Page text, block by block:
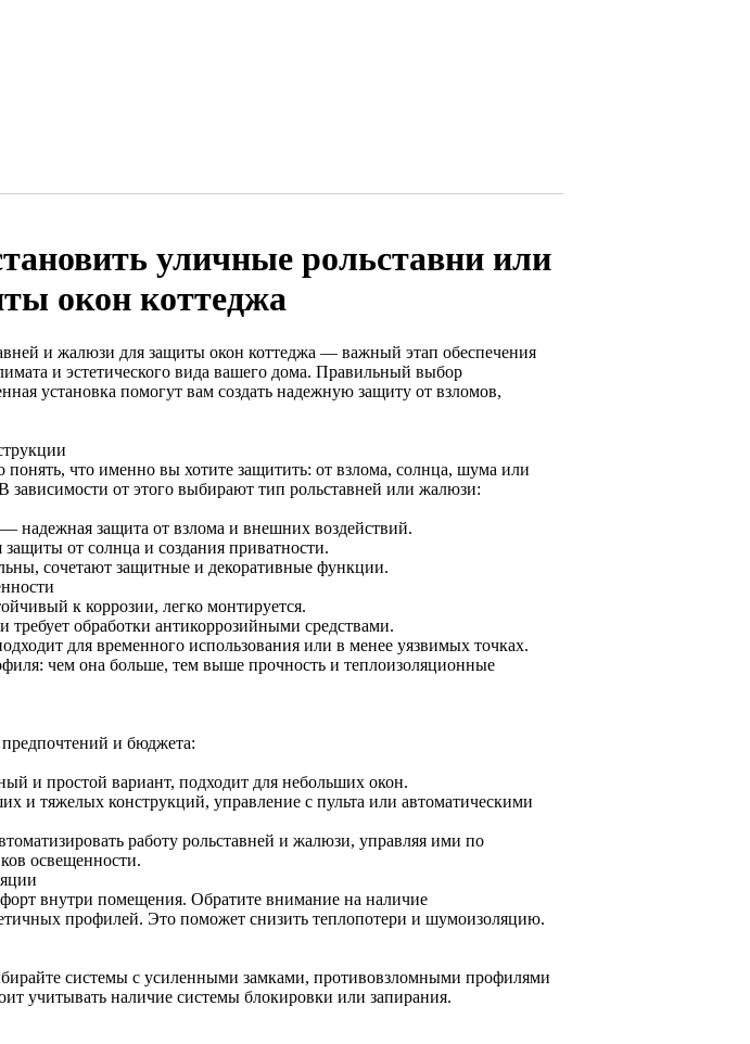
уличные рольставни или
окон коттеджа
и жалюзи для защиты окон коттеджа — важный этап обеспечения
и эстетического вида вашего дома. Правильный выбор
установка помогут вам создать надежную защиту от взломов,
что именно вы хотите защитить: от взлома, солнца, шума или
зависимости от этого выбирают тип рольставней или жалюзи:
надежная защита от взлома и внешних воздействий.
от солнца и создания приватности.
сочетают защитные и декоративные функции.
к коррозии, легко монтируется.
обработки антикоррозийными средствами.
для временного использования или в менее уязвимых точках.
чем она больше, тем выше прочность и теплоизоляционные
и бюджета:
и простой вариант, подходит для небольших окон.
и тяжелых конструкций, управление с пульта или автоматическими
работу рольставней и жалюзи, управляя ими по
освещенности.
внутри помещения. Обратите внимание на наличие
профилей. Это поможет снизить теплопотери и шумоизоляцию.
системы с усиленными замками, противовзломными профилями
учитывать наличие системы блокировки или запирания.